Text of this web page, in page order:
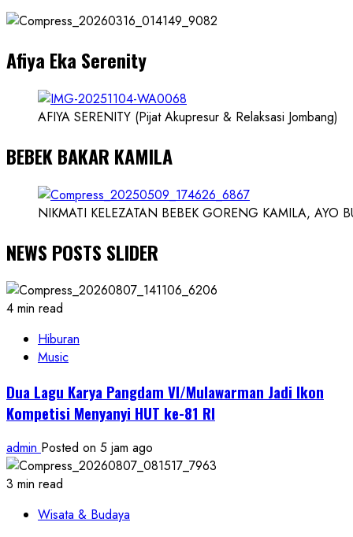
Dokter
Ilmuwan
Afiya Eka Serenity
AFIYA SERENITY (Pijat Akupresur & Relaksasi Jombang)
BEBEK BAKAR KAMILA
NIKMATI KELEZATAN BEBEK GORENG KAMILA, AYO
NEWS POSTS SLIDER
4 min read
Hiburan
Music
Dua Lagu Karya Pangdam VI/Mulawarman Jadi Ikon
Kompetisi Menyanyi HUT ke-81 RI
admin Posted on 5 jam ago
3 min read
Wisata & Budaya